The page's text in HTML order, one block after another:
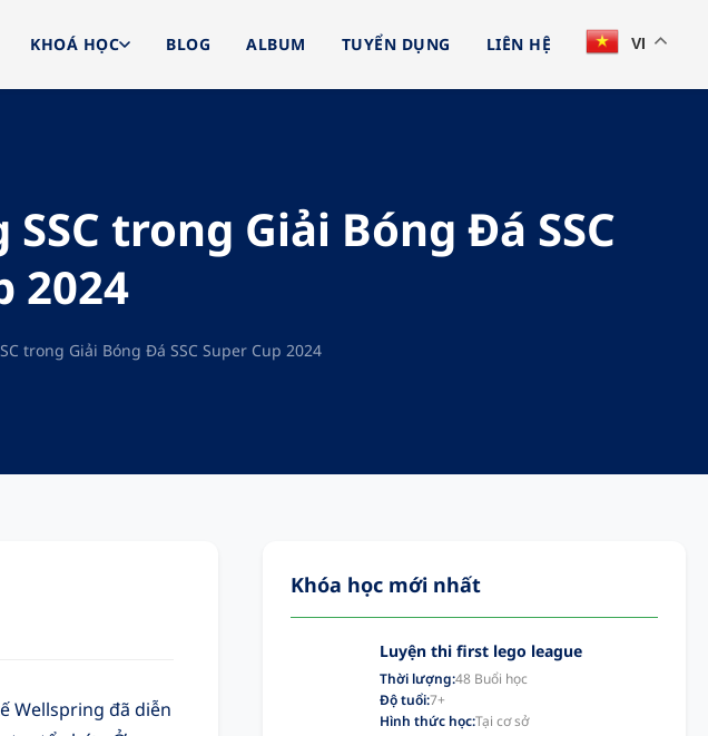
KHOÁ HỌC BLOG ALBUM TUYỂN DỤNG LIÊN HỆ VI
trong Giải Bóng Đá SSC
2024
trong Giải Bóng Đá SSC Super Cup 2024
Wellspring đã diễn
Khóa học mới nhất
Luyện thi first lego league
Thời lượng:48 Buổi học
Độ tuổi:7+
Hình thức học:Tại cơ sở